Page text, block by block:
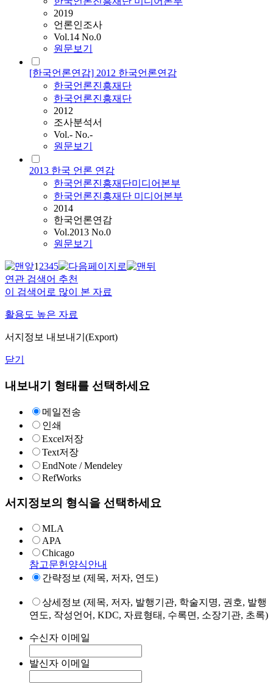
2019
언론인조사
Vol.14 No.0
원문보기
[한국언론연감] 2012 한국언론연감
한국언론진흥재단
한국언론진흥재단
2012
조사분석서
Vol.- No.-
원문보기
2013 한국 언론 연감
한국언론진흥재단미디어본부
한국언론진흥재단 미디어본부
2014
한국언론연감
Vol.2013 No.0
원문보기
12345
연관 검색어 추천
이 검색어로 많이 본 자료
활용도 높은 자료
서지정보 내보내기(Export)
닫기
내보내기 형태를 선택하세요
메일전송
인쇄
Excel저장
Text저장
EndNote / Mendeley
RefWorks
서지정보의 형식을 선택하세요
MLA
APA
Chicago
참고문헌양식안내
간략정보 (제목, 저자, 연도)
상세정보 (제목, 저자, 발행기관, 학술지명, 권호, 발행
연도, 작성언어, KDC, 자료형태, 수록면, 소장기관, 초록)
수신자 이메일
발신자 이메일